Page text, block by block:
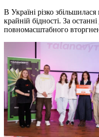
В Україні різко
крайній бідності. За
повномасштабного